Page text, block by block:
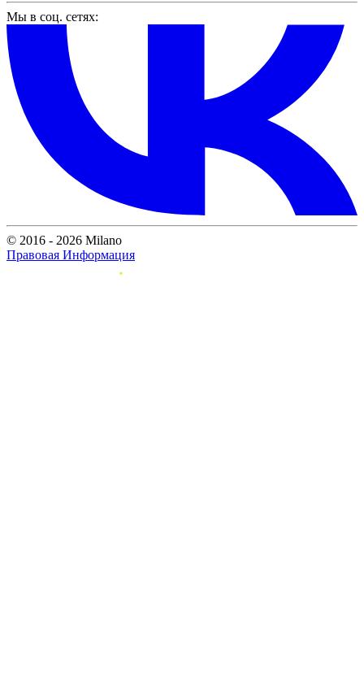
Мы в соц. сетях:
© 2016 - 2026 Milano
Правовая Информация